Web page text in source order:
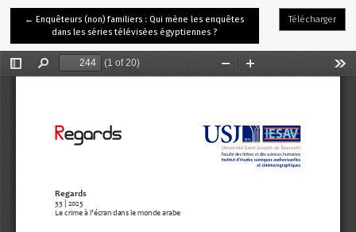
←Retourner aux informations sur l'article
Enquêteurs (non) familiers : Qui mène les enquêtes
dans les séries télévisées égyptiennes ?
Télécharger